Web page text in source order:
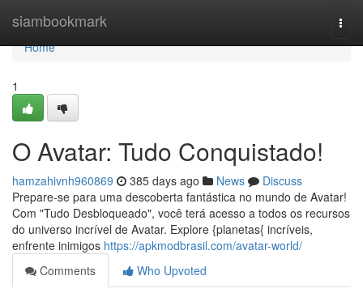
siambookmark
Home
Home
1
O Avatar: Tudo Conquistado!
hamzahivnh960869 385 days ago News
Discuss
Prepare-se para uma descoberta fantástica no mundo de Avatar!
Com "Tudo Desbloqueado", você terá acesso a todos os recursos
do universo incrível de Avatar. Explore {planetas{ incríveis,
enfrente inimigos https://apkmodbrasil.com/avatar-world/
Comments
Who Upvoted